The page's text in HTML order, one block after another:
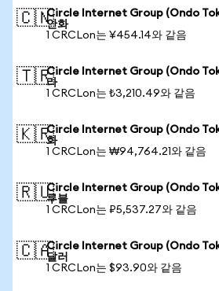
🇨🇳Circle Internet Group (Ondo
안화
1 CRCLon는 ¥454.14와 같음
🇹🇷Circle Internet Group (Ondo
라
1 CRCLon는 ₺3,210.49와 같음
🇰🇷Circle Internet Group (Ondo
화
1 CRCLon는 ₩94,764.21와 같음
🇷🇺Circle Internet Group (Ondo
루블
1 CRCLon는 ₽5,537.27와 같음
🇨🇦Circle Internet Group (Ondo
달러
1 CRCLon는 $93.90와 같음